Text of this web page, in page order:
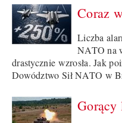
Coraz
Liczba
NATO na
drastycznie wzrosła. Jak
Dowództwo Sił NATO w